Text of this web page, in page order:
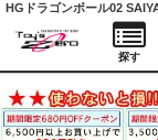
探す